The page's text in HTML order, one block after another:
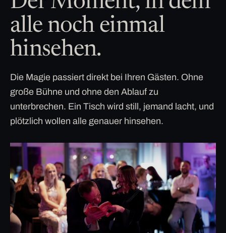
alle noch einmal
hinsehen.
Die Magie passiert direkt bei Ihren Gästen. Ohne
große Bühne und ohne den Ablauf zu
unterbrechen. Ein Tisch wird still, jemand lacht, und
plötzlich wollen alle genauer hinsehen.